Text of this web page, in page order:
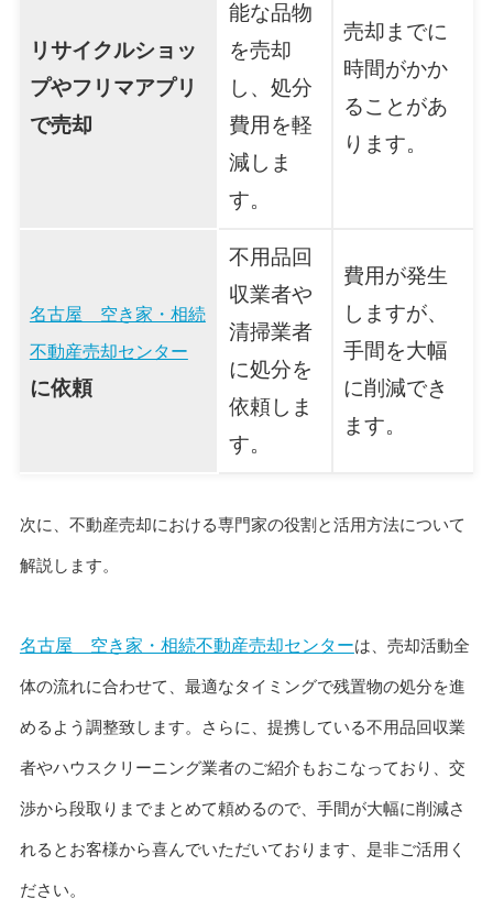
リサイクルショッ
プやフリマアプリ
で売却
能な品物
を売却
し、処分
費用を軽
減しま
す。
売却までに
時間がかか
ることがあ
ります。
名古屋 空き家・相続
不動産売却センター
に依頼
不用品回
収業者や
清掃業者
に処分を
依頼しま
す。
費用が発生
しますが、
手間を大幅
に削減でき
ます。
次に、不動産売却における専門家の役割と活用方法について
解説します。
名古屋 空き家・相続不動産売却センターは、売却活動全
体の流れに合わせて、最適なタイミングで残置物の処分を進
めるよう調整致します。さらに、提携している不用品回収業
者やハウスクリーニング業者のご紹介もおこなっており、交
渉から段取りまでまとめて頼めるので、手間が大幅に削減さ
れるとお客様から喜んでいただいております、是非ご活用く
ださい。